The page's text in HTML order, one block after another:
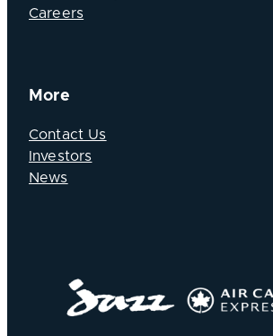
Careers
More
Contact Us
Investors
News